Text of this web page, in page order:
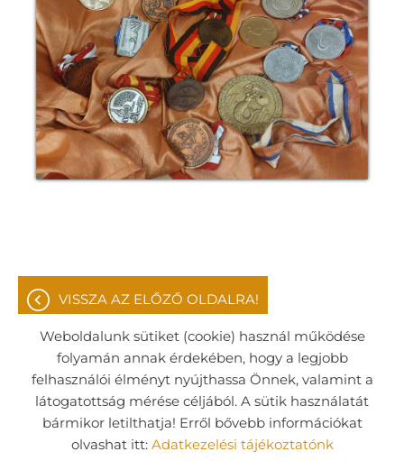
VISSZA AZ ELŐZŐ OLDALRA!
Oldal információk
Adatkezelési tájékoztató
Impresszum
Sütik kezelése
Weboldalunk sütiket (cookie) használ működése
folyamán annak érdekében, hogy a legjobb
felhasználói élményt nyújthassa Önnek, valamint a
látogatottság mérése céljából. A sütik használatát
bármikor letilthatja! Erről bővebb információkat
olvashat itt: Adatkezelési tájékoztatónk